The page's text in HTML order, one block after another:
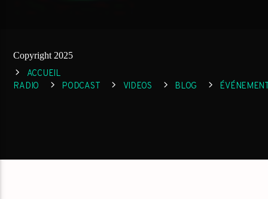
Copyright 2025
ACCUEIL
RADIO
PODCAST VIDEOS BLOG